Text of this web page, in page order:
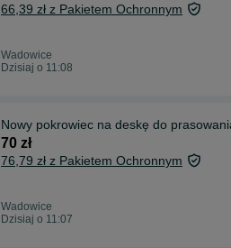
66,39 zł z Pakietem Ochronnym
Wadowice
Dzisiaj o 11:08
Nowy pokrowiec na deskę do
70 zł
76,79 zł z Pakietem Ochronnym
Wadowice
Dzisiaj o 11:07